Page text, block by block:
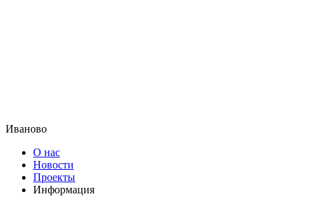
Иваново
О нас
Новости
Проекты
Информация